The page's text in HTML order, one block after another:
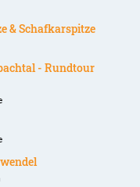
& Schafkarspitze
- Rundtour